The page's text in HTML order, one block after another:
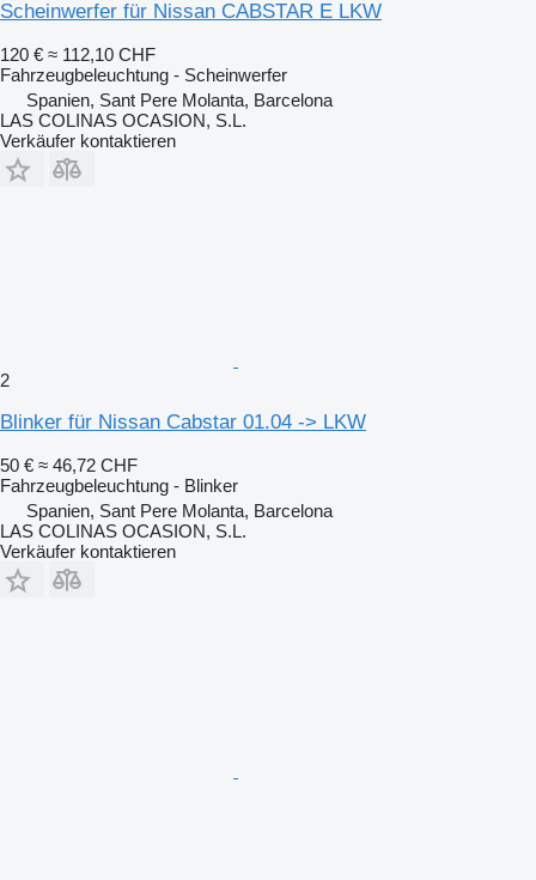
Scheinwerfer für Nissan CABSTAR E LKW
120 € ≈ 112,10 CHF
Fahrzeugbeleuchtung - Scheinwerfer
Spanien, Sant Pere Molanta, Barcelona
LAS COLINAS OCASION, S.L.
Verkäufer kontaktieren
2
Blinker für Nissan Cabstar 01.04 -> LKW
50 € ≈ 46,72 CHF
Fahrzeugbeleuchtung - Blinker
Spanien, Sant Pere Molanta, Barcelona
LAS COLINAS OCASION, S.L.
Verkäufer kontaktieren